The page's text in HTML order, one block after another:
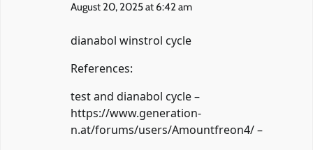
August 20, 2025 at 6:42 am
dianabol winstrol cycle
References:
test and dianabol cycle –
https://www.generation-
n.at/forums/users/Amountfreon4/–